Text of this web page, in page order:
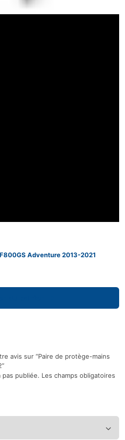
Adventure 2013-2021
avis sur “Paire de protège-mains
pas publiée. Les champs obligatoires